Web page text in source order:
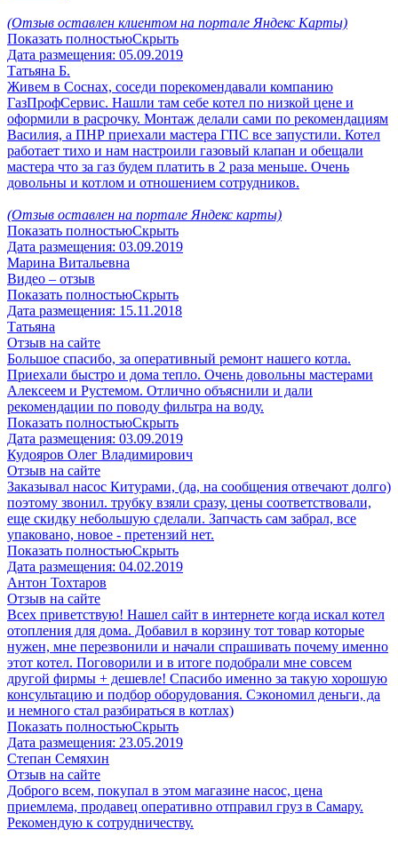
(Отзыв оставлен клиентом на портале Яндекс Карты)
Показать полностьюСкрыть
Дата размещения: 05.09.2019
Татьяна Б.
Живем в Соснах, соседи порекомендавали компанию
ГазПрофСервис. Нашли там себе котел по низкой цене и
оформили в расрочку. Монтаж делали сами по рекомендациям
Василия, а ПНР приехали мастера ГПС все запустили. Котел
работает тихо и нам настроили газовый клапан и обещали
мастера что за газ будем платить в 2 раза меньше. Очень
довольны и котлом и отношением сотрудников.
(Отзыв оставлен на портале Яндекс карты)
Показать полностьюСкрыть
Дата размещения: 03.09.2019
Марина Витальевна
Видео – отзыв
Показать полностьюСкрыть
Дата размещения: 15.11.2018
Татьяна
Отзыв на сайте
Большое спасибо, за оперативный ремонт нашего котла.
Приехали быстро и дома тепло. Очень довольны мастерами
Алексеем и Рустемом. Отлично объяснили и дали
рекомендации по поводу фильтра на воду.
Показать полностьюСкрыть
Дата размещения: 03.09.2019
Кудояров Олег Владимирович
Отзыв на сайте
Заказывал насос Китурами, (да, на сообщения отвечают долго)
поэтому звонил. трубку взяли сразу, цены соответствовали,
еще скидку небольшую сделали. Запчасть сам забрал, все
упаковано, новое - претензий нет.
Показать полностьюСкрыть
Дата размещения: 04.02.2019
Антон Тохтаров
Отзыв на сайте
Всех приветствую! Нашел сайт в интернете когда искал котел
отопления для дома. Добавил в корзину тот товар которые
нужен, мне перезвонили и начали спрашивать почему именно
этот котел. Поговорили и в итоге подобрали мне совсем
другой фирмы + дешевле! Спасибо именно за такую хорошую
консультацию и подбор оборудования. Сэкономил деньги, да
и немного стал разбираться в котлах)
Показать полностьюСкрыть
Дата размещения: 23.05.2019
Степан Семяхин
Отзыв на сайте
Доброго всем, покупал в этом магазине насос, цена
приемлема, продавец оперативно отправил груз в Самару.
Рекомендую к сотрудничеству.